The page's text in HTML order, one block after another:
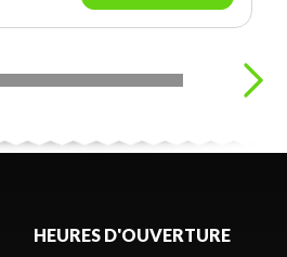
HEURES D'OUVERTURE